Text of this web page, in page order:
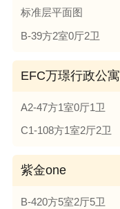
标准层平面图
B-39方2室0厅2卫
EFC万璟行政公寓
A2-47方1室0厅1卫
C1-108方1室2厅2卫
紫金one
B-420方5室2厅5卫